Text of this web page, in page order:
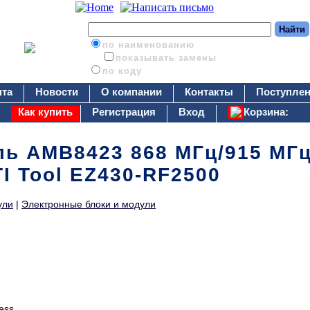
по наименованию
показывать замены
по коду
Новости О компании Контакты
Как купить
Регистрация Вход Корзина:
AMB8423 868 МГц/915
Tool EZ430-RF2500
| Электронные блоки и модули